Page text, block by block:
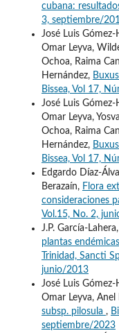
cubana:
3, septiembre/
José Luis
Omar Leyva,
Ochoa, Raima
Hernández,
Bissea, Vol 17,
José Luis
Omar Leyva,
Ochoa, Raima
Hernández,
Bissea, Vol 17,
Edgardo Díaz-
Berazaín, Flora
consideraciones
Vol.15, No. 2,
J.P. García-
plantas
Trinidad, Sancti
junio/2013
José Luis
Omar Leyva,
subsp. pilosula ,
septiembre/2023